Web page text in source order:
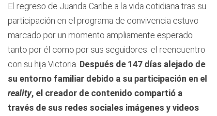
El regreso de Juanda Caribe a la vida cotidiana tras su
participación en el programa de convivencia estuvo
marcado por un momento ampliamente esperado
tanto por él como por sus seguidores: el reencuentro
con su hija Victoria. Después de 147 días alejado de
su entorno familiar debido a su participación en el
reality, el creador de contenido compartió a
través de sus redes sociales imágenes y videos